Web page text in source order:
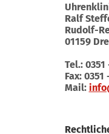
Ralf
Rudolf-
01159
Tel.: 0351
Fax: 0351
Mail: